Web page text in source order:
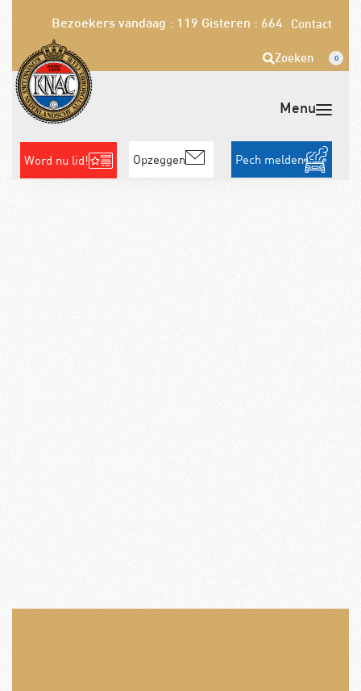
Bezoekers vandaag : 119 Gisteren : 664 Contact
Zoeken 0
Word nu lid! Opzeggen Pech melden